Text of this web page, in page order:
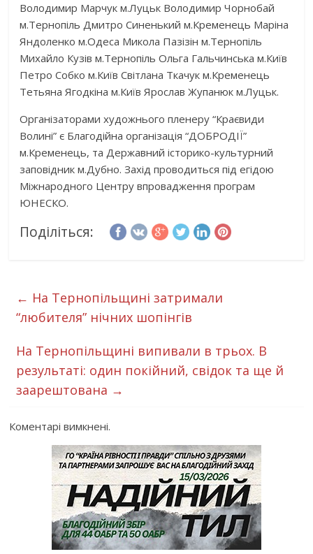
Володимир Марчук м.Луцьк Володимир Чорнобай
м.Тернопіль Дмитро Синенький м.Кременець Маріна
Яндоленко м.Одеса Микола Пазізін м.Тернопіль
Михайло Кузів м.Тернопіль Ольга Гальчинська м.Київ
Петро Собко м.Київ Світлана Ткачук м.Кременець
Тетьяна Ягодкіна м.Київ Ярослав Жупанюк м.Луцьк.
Організаторами художнього пленеру “Краєвиди
Волині” є Благодійна організація “ДОБРОДІЇ”
м.Кременець, та Державний історико-культурний
заповідник м.Дубно. Захід проводиться під егідою
Міжнародного Центру впровадження програм
ЮНЕСКО.
Поділіться:
← На Тернопільщині затримали
“любителя” нічних шопінгів
На Тернопільщині випивали в трьох. В
результаті: один покійний, свідок та ще й
заарештована →
Коментарі вимкнені.